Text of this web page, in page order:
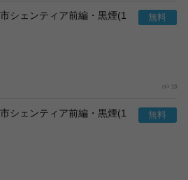
シェンティア前編・黒煙(1
13
シェンティア前編・黒煙(1